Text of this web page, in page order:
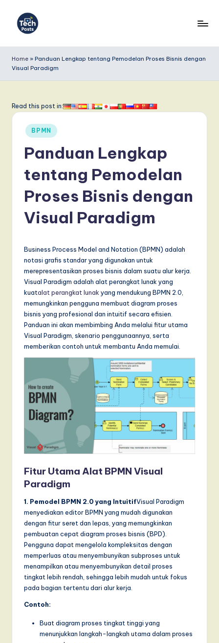
e
c
P
si
L
d
in
A
S
Home » Panduan Lengkap tentang Pemodelan Proses Bisnis dengan
Visual Paradigm
Read this post in:
Posted
in
BPMN
Panduan Lengkap
tentang Pemodelan
Proses Bisnis dengan
Visual Paradigm
Business Process Model and Notation (BPMN) adalah
notasi grafis standar yang digunakan untuk
merepresentasikan proses bisnis dalam suatu alur kerja.
Visual Paradigm adalah alat perangkat lunak yang
kuatalat perangkat lunak yang mendukung BPMN 2.0,
memungkinkan pengguna membuat diagram proses
bisnis yang profesional dan intuitif secara efisien.
Panduan ini akan membimbing Anda melalui fitur utama
Visual Paradigm, skenario penggunaannya, serta
memberikan contoh untuk membantu Anda memulai.
Fitur Utama Alat BPMN Visual
Paradigm
1. Pemodel BPMN 2.0 yang IntuitifVisual Paradigm
menyediakan editor BPMN yang mudah digunakan
dengan fitur seret dan lepas, yang memungkinkan
pembuatan cepat diagram proses bisnis (BPD).
Pengguna dapat mengelola kompleksitas dengan
memperluas atau menyembunyikan subproses untuk
menampilkan atau menyembunyikan detail proses
tingkat lebih rendah, sehingga lebih mudah untuk fokus
pada bagian tertentu dari alur kerja.
Contoh:
Buat diagram proses tingkat tinggi yang
menunjukkan langkah-langkah utama dalam proses